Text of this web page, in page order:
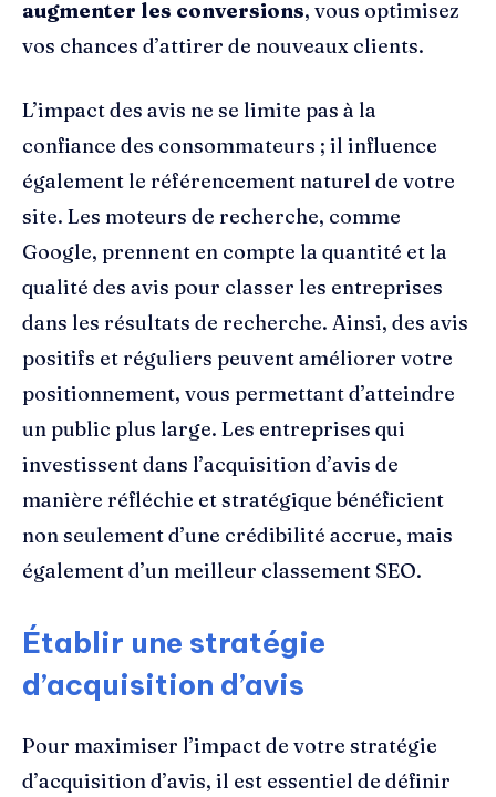
augmenter les conversions, vous optimisez
vos chances d’attirer de nouveaux clients.
L’impact des avis ne se limite pas à la
confiance des consommateurs ; il influence
également le référencement naturel de votre
site. Les moteurs de recherche, comme
Google, prennent en compte la quantité et la
qualité des avis pour classer les entreprises
dans les résultats de recherche. Ainsi, des avis
positifs et réguliers peuvent améliorer votre
positionnement, vous permettant d’atteindre
un public plus large. Les entreprises qui
investissent dans l’acquisition d’avis de
manière réfléchie et stratégique bénéficient
non seulement d’une crédibilité accrue, mais
également d’un meilleur classement SEO.
Établir une stratégie
d’acquisition d’avis
Pour maximiser l’impact de votre stratégie
d’acquisition d’avis, il est essentiel de définir